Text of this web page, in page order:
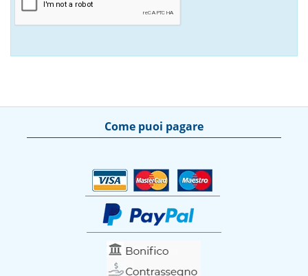
Come puoi pagare